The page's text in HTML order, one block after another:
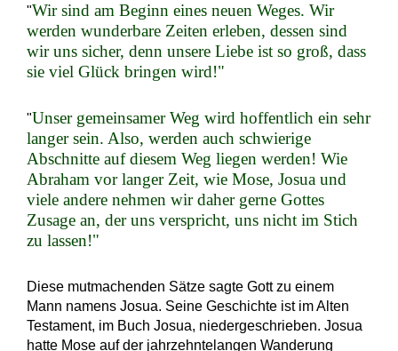
"Wir sind am Beginn eines neuen Weges. Wir
werden wunderbare Zeiten erleben, dessen sind
wir uns sicher, denn unsere Liebe ist so groß, dass
sie viel Glück bringen wird!"
"Unser gemeinsamer Weg wird hoffentlich ein sehr
langer sein. Also, werden auch schwierige
Abschnitte auf diesem Weg liegen werden! Wie
Abraham vor langer Zeit, wie Mose, Josua und
viele andere nehmen wir daher gerne Gottes
Zusage an, der uns verspricht, uns nicht im Stich
zu lassen!"
Diese mutmachenden Sätze sagte Gott zu einem
Mann namens Josua. Seine Geschichte ist im Alten
Testament, im Buch Josua, niedergeschrieben. Josua
hatte Mose auf der jahrzehntelangen Wanderung